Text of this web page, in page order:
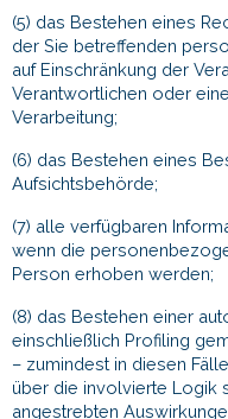
(5) das Bestehen eines
der Sie betreffenden
auf Einschränkung der
Verantwortlichen oder
Verarbeitung;
(6) das Bestehen eines
Aufsichtsbehörde;
(7) alle verfügbaren
wenn die
Person erhoben werden;
(8) das Bestehen einer
einschließlich Profiling
– zumindest in diesen
über die involvierte Logik
angestrebten